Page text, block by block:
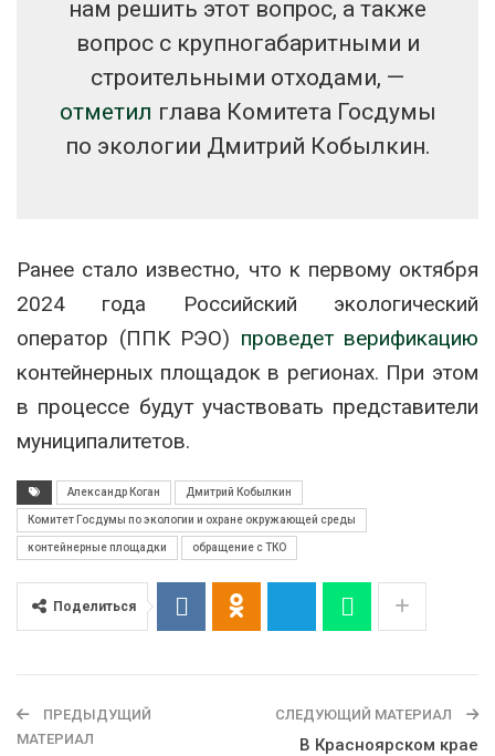
нам решить этот вопрос, а также
вопрос с крупногабаритными и
строительными отходами, —
отметил глава Комитета Госдумы
по экологии Дмитрий Кобылкин.
Ранее стало известно, что к первому октября
2024 года Российский экологический
оператор (ППК РЭО) проведет верификацию
контейнерных площадок в регионах. При этом
в процессе будут участвовать представители
муниципалитетов.
Александр Коган Дмитрий Кобылкин
Комитет Госдумы по экологии и охране окружающей среды
контейнерные площадки обращение с ТКО
Поделиться
ПРЕДЫДУЩИЙ
МАТЕРИАЛ
СЛЕДУЮЩИЙ МАТЕРИАЛ
В Красноярском крае